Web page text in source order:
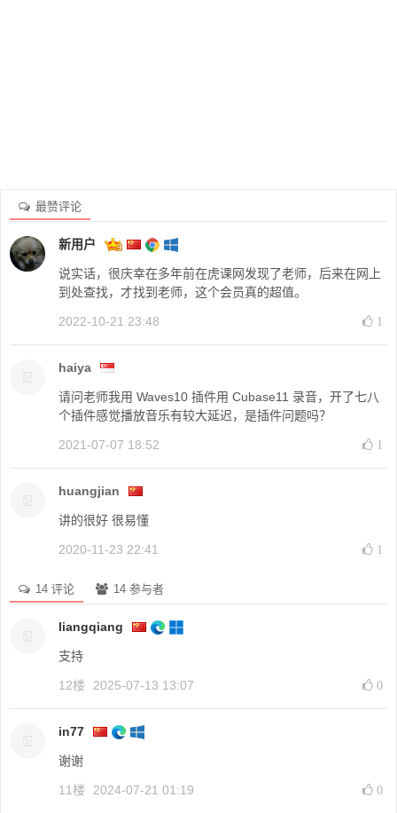
最赞评论
新用户
说实话，很庆幸在多年前在虎课网发现了老师，后来在网上
到处查找，才找到老师，这个会员真的超值。
2022-10-21 23:48 1
haiya
请问老师我用 Waves10 插件用 Cubase11 录音，开了七八
个插件感觉播放音乐有较大延迟，是插件问题吗？
2021-07-07 18:52 1
huangjian
讲的很好 很易懂
2020-11-23 22:41 1
14 评论 14 参与者
liangqiang
支持
12楼 2025-07-13 13:07 0
in77
谢谢
11楼 2024-07-21 01:19 0